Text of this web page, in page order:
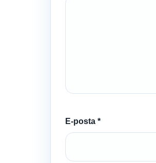
E-posta *